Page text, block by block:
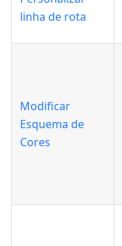
linha de rota
Modificar
Esquema de
Cores